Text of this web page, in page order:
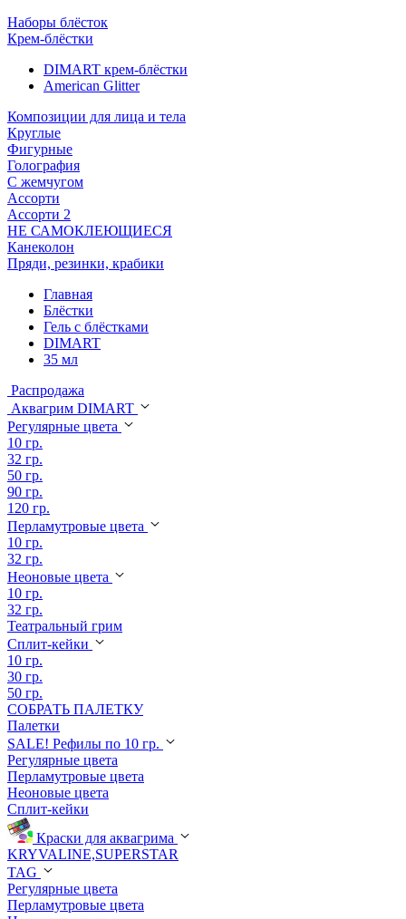
Наборы блёсток
Крем-блёстки
DIMART крем-блёстки
American Glitter
Композиции для лица и тела
Круглые
Фигурные
Голография
С жемчугом
Ассорти
Ассорти 2
НЕ САМОКЛЕЮЩИЕСЯ
Канеколон
Пряди, резинки, крабики
Главная
Блёстки
Гель с блёстками
DIMART
35 мл
Распродажа
Аквагрим DIMART
Регулярные цвета
10 гр.
32 гр.
50 гр.
90 гр.
120 гр.
Перламутровые цвета
10 гр.
32 гр.
Неоновые цвета
10 гр.
32 гр.
Театральный грим
Сплит-кейки
10 гр.
30 гр.
50 гр.
СОБРАТЬ ПАЛЕТКУ
Палетки
SALE! Рефилы по 10 гр.
Регулярные цвета
Перламутровые цвета
Неоновые цвета
Сплит-кейки
Краски для аквагрима
KRYVALINE,SUPERSTAR
TAG
Регулярные цвета
Перламутровые цвета